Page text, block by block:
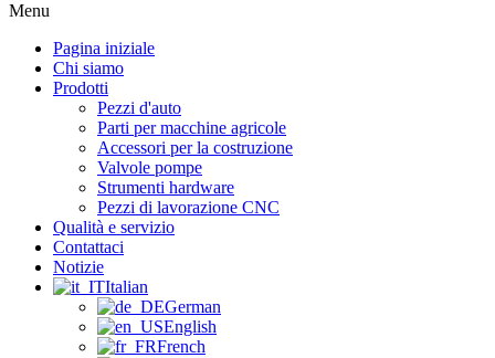
Menu
Pagina iniziale
Chi siamo
Prodotti
Pezzi d'auto
Parti per macchine agricole
Accessori per la costruzione
Valvole pompe
Strumenti hardware
Pezzi di lavorazione CNC
Qualità e servizio
Contattaci
Notizie
Italian
German
English
French